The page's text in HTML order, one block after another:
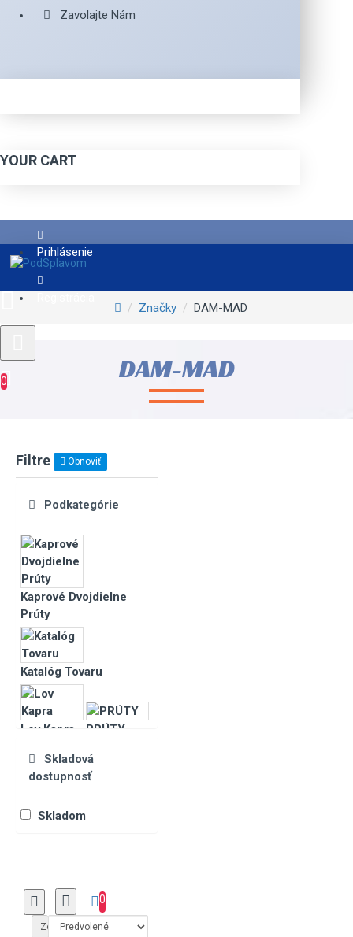
Zavolajte Nám
YOUR CART
Prihlásenie
0
Značky DAM-MAD
DAM-MAD
Filtre Obnoviť
Podkategórie
Kaprové Dvojdielne
Prúty
Katalóg Tovaru
Lov Kapra PRÚTY
Skladová
dostupnosť
Skladom
0
Zoradiť podľa: